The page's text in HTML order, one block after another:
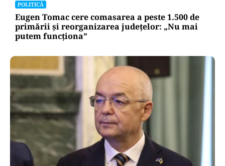
POLITICĂ
Eugen Tomac cere comasarea a peste 1.500 de
primării și reorganizarea județelor: „Nu mai
putem funcționa”